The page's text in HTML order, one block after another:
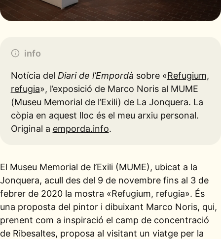
info
Notícia del Diari de l’Empordà sobre «Refugium,
refugia», l’exposició de Marco Noris al MUME
(Museu Memorial de l’Exili) de La Jonquera. La
còpia en aquest lloc és el meu arxiu personal.
Original a emporda.info.
El Museu Memorial de l’Exili (MUME), ubicat a la
Jonquera, acull des del 9 de novembre fins al 3 de
febrer de 2020 la mostra «Refugium, refugia». És
una proposta del pintor i dibuixant Marco Noris, qui,
prenent com a inspiració el camp de concentració
de Ribesaltes, proposa al visitant un viatge per la